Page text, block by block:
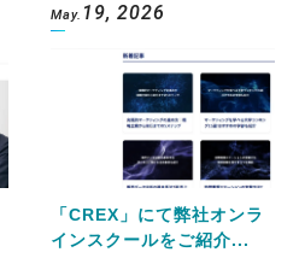
May. 19, 2026
「CREX」にて弊社オンラ
インスクールをご紹介...